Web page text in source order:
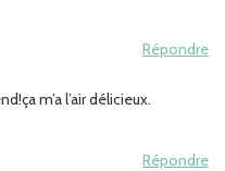
Répondre
m’a l’air délicieux.
Répondre